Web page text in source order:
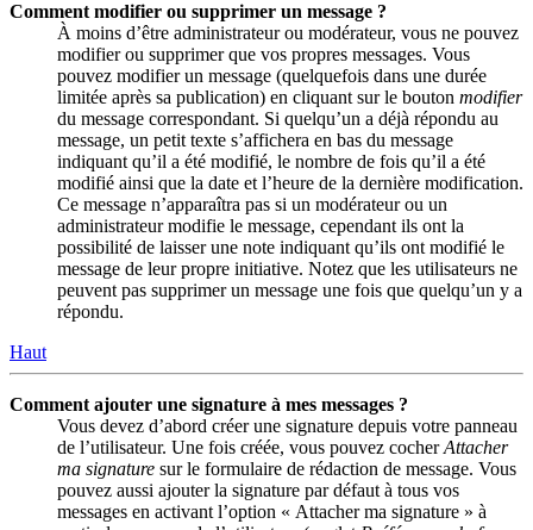
Comment modifier ou supprimer un message ?
À moins d’être administrateur ou modérateur, vous ne pouvez
modifier ou supprimer que vos propres messages. Vous
pouvez modifier un message (quelquefois dans une durée
limitée après sa publication) en cliquant sur le bouton modifier
du message correspondant. Si quelqu’un a déjà répondu au
message, un petit texte s’affichera en bas du message
indiquant qu’il a été modifié, le nombre de fois qu’il a été
modifié ainsi que la date et l’heure de la dernière modification.
Ce message n’apparaîtra pas si un modérateur ou un
administrateur modifie le message, cependant ils ont la
possibilité de laisser une note indiquant qu’ils ont modifié le
message de leur propre initiative. Notez que les utilisateurs ne
peuvent pas supprimer un message une fois que quelqu’un y a
répondu.
Haut
Comment ajouter une signature à mes messages ?
Vous devez d’abord créer une signature depuis votre panneau
de l’utilisateur. Une fois créée, vous pouvez cocherAttacher
ma signature sur le formulaire de rédaction de message. Vous
pouvez aussi ajouter la signature par défaut à tous vos
messages en activant l’option « Attacher ma signature » à